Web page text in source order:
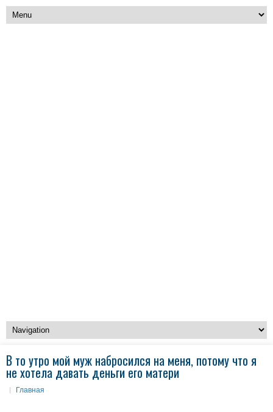
В то утро мой муж набросился на меня, потому что я
не хотела давать деньги его матери
Главная